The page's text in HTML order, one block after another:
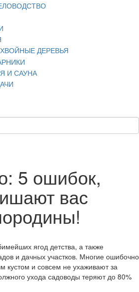
ХВОЙНЫЕ ДЕРЕВЬЯ
И САУНА
5 ошибок,
вас
ягод детства, а также
и дачных участков. Многие ошибочно
кустом и совсем не ухаживают за
ухода садоводы теряют до 80%